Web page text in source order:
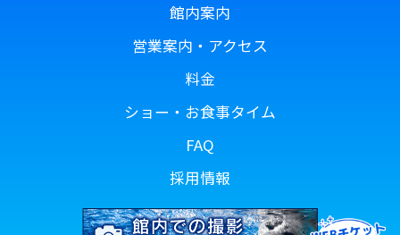
館内案内
営業案内・アクセス
料金
ショー・お食事タイム
FAQ
採用情報